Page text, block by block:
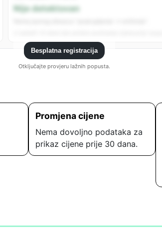
Registrujte se da vidite sve analitike.
Nije detektovan
Besplatna registracija
Otključajte provjeru lažnih popusta.
Promjena cijene
Nema dovoljno podataka za
prikaz cijene prije 30 dana.